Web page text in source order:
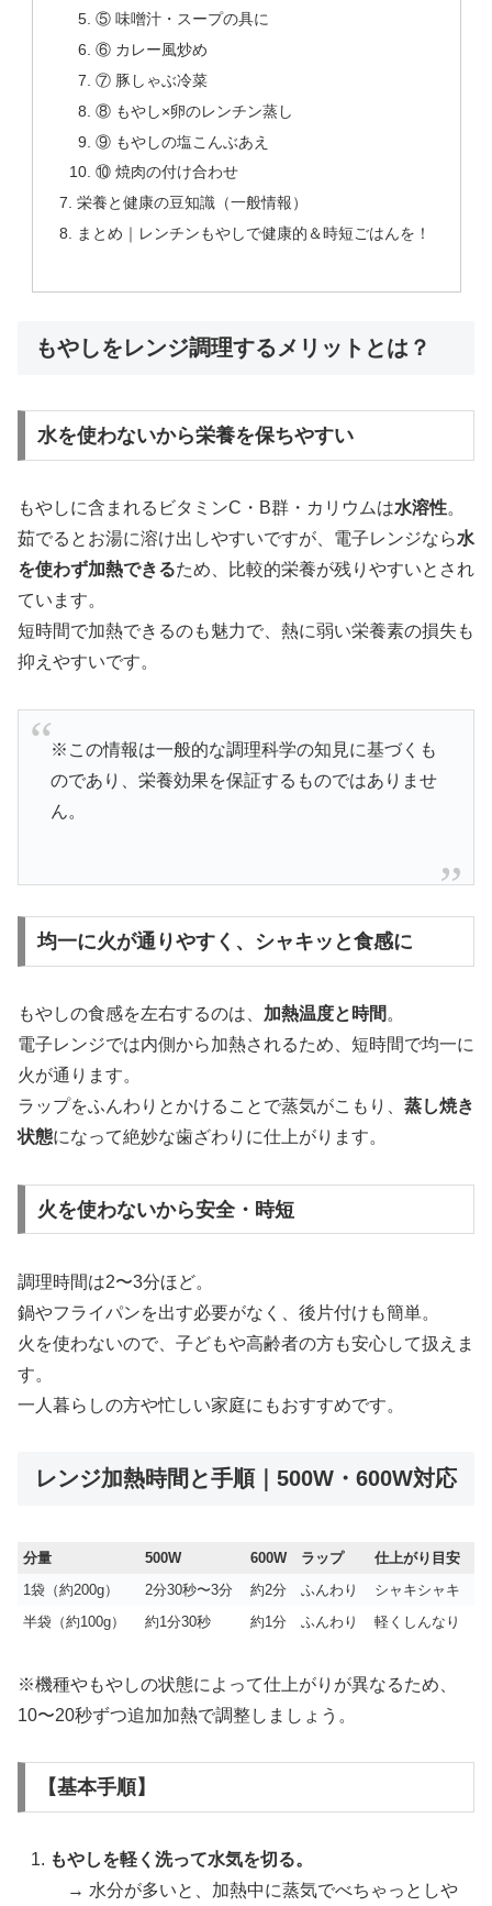
⑤ 味噌汁・スープの具に
⑥ カレー風炒め
⑦ 豚しゃぶ冷菜
⑧ もやし×卵のレンチン蒸し
⑨ もやしの塩こんぶあえ
⑩ 焼肉の付け合わせ
栄養と健康の豆知識（一般情報）
まとめ｜レンチンもやしで健康的＆時短ごはんを！
もやしをレンジ調理するメリットとは？
水を使わないから栄養を保ちやすい
もやしに含まれるビタミンC・B群・カリウムは水溶性。
茹でるとお湯に溶け出しやすいですが、電子レンジなら水
を使わず加熱できるため、比較的栄養が残りやすいとされ
ています。
短時間で加熱できるのも魅力で、熱に弱い栄養素の損失も
抑えやすいです。
※この情報は一般的な調理科学の知見に基づくも
のであり、栄養効果を保証するものではありませ
ん。
均一に火が通りやすく、シャキッと食感に
もやしの食感を左右するのは、 加熱温度と時間 。
電子レンジでは内側から加熱されるため、短時間で均一に
火が通ります。
ラップをふんわりとかけることで蒸気がこもり、 蒸し焼き
状態になって絶妙な歯ざわりに仕上がります。
火を使わないから安全・時短
調理時間は2〜3分ほど。
鍋やフライパンを出す必要がなく、後片付けも簡単。
火を使わないので、子どもや高齢者の方も安心して扱えま
す。
一人暮らしの方や忙しい家庭にもおすすめです。
レンジ加熱時間と手順｜500W・600W対応
分量 500W 600W ラップ
仕上がり目安
1袋（約200g）
2分30秒〜3分 約2分 ふんわり
シャキシャキ
半袋（約100g）
約1分30秒 約1分 ふんわり 軽くしんなり
※機種やもやしの状態によって仕上がりが異なるため、
10〜20秒ずつ追加加熱で調整しましょう。
【基本手順】
もやしを軽く洗って水気を切る。
→ 水分が多いと、加熱中に蒸気でべちゃっとしや